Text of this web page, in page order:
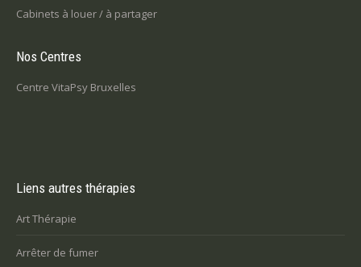
Cabinets à louer / à partager
Nos Centres
Centre VitaPsy Bruxelles
Liens autres thérapies
Art Thérapie
Arrêter de fumer